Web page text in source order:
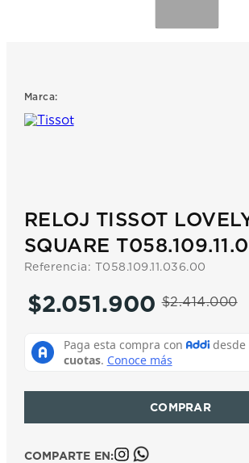
Marca:
RELOJ TISSOT
SQUARE
Referencia: T058.109.11.036.00
$2.414.000
$2.051.900
COMPARTE EN: